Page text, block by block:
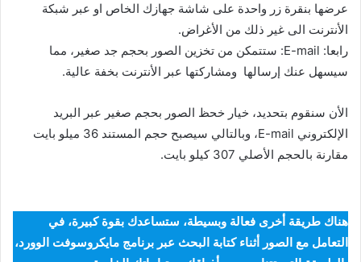
عرضها بنقرة زر واحدة على شاشة جهازك الخاص او عبر شبكة
الأنترنت الى غير ذلك من الأغراض.
رابعا: E-mail: ستتمكن من تخزين الصور بحجم جد صغير، مما
سيسهل عنك إرسالها ومشاركتها عبر الأنترنت بخفة عالية.
الأن سنقوم بتحديد، خيار خحظ الصور بحجم صغير عبر البريد
الإلكتروني E-mail، وبالتالي سيصبح حجم المستند 36 ميلو بايت
مقارنة بالحجم الأصلي 307 كيلو بايت.
هناك طريقة أخرى فعالة وبسيطة، ستساعدك بقوة كبيرة، في
التعامل مع الصور أثناء كتابة البحث عبر برنامج مايكروسوفت الوورد،